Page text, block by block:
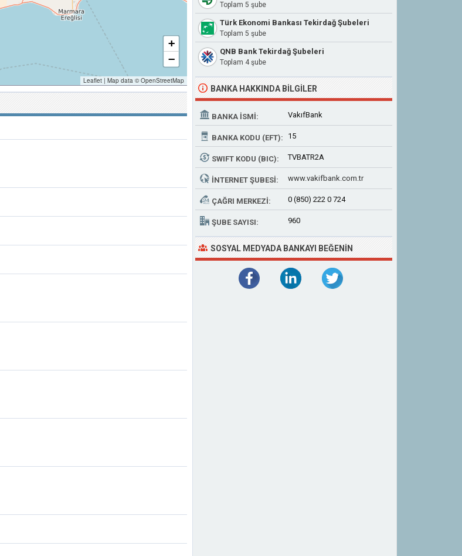
+
−
Leaflet | Map data ©OpenStreetMap
Toplam 5 şube
Türk Ekonomi Bankası Tekirdağ Şubeleri
Toplam 5 şube
QNB Bank Tekirdağ Şubeleri
Toplam 4 şube
BANKA HAKKINDA BILGILER
BANKA İSMI: VakıfBank
BANKA KODU (EFT): 15
SWIFT KODU (BIC): TVBATR2A
İNTERNET ŞUBESI: www.vakifbank.com.tr
ÇAĞRI MERKEZI: 0 (850) 222 0 724
ŞUBE SAYISI: 960
SOSYAL MEDYADA BANKAYI BEĞENIN